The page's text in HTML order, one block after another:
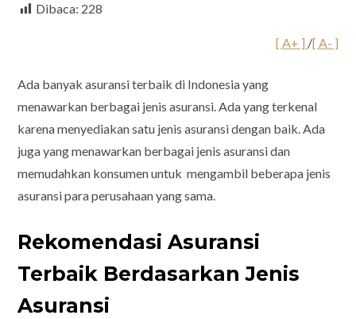
Dibaca: 228
[ A+ ] /[ A- ]
Ada banyak asuransi terbaik di Indonesia yang
menawarkan berbagai jenis asuransi. Ada yang terkenal
karena menyediakan satu jenis asuransi dengan baik. Ada
juga yang menawarkan berbagai jenis asuransi dan
memudahkan konsumen untuk mengambil beberapa jenis
asuransi para perusahaan yang sama.
Rekomendasi Asuransi
Terbaik Berdasarkan Jenis
Asuransi